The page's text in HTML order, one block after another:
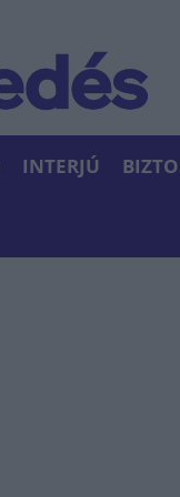
INTERJÚ